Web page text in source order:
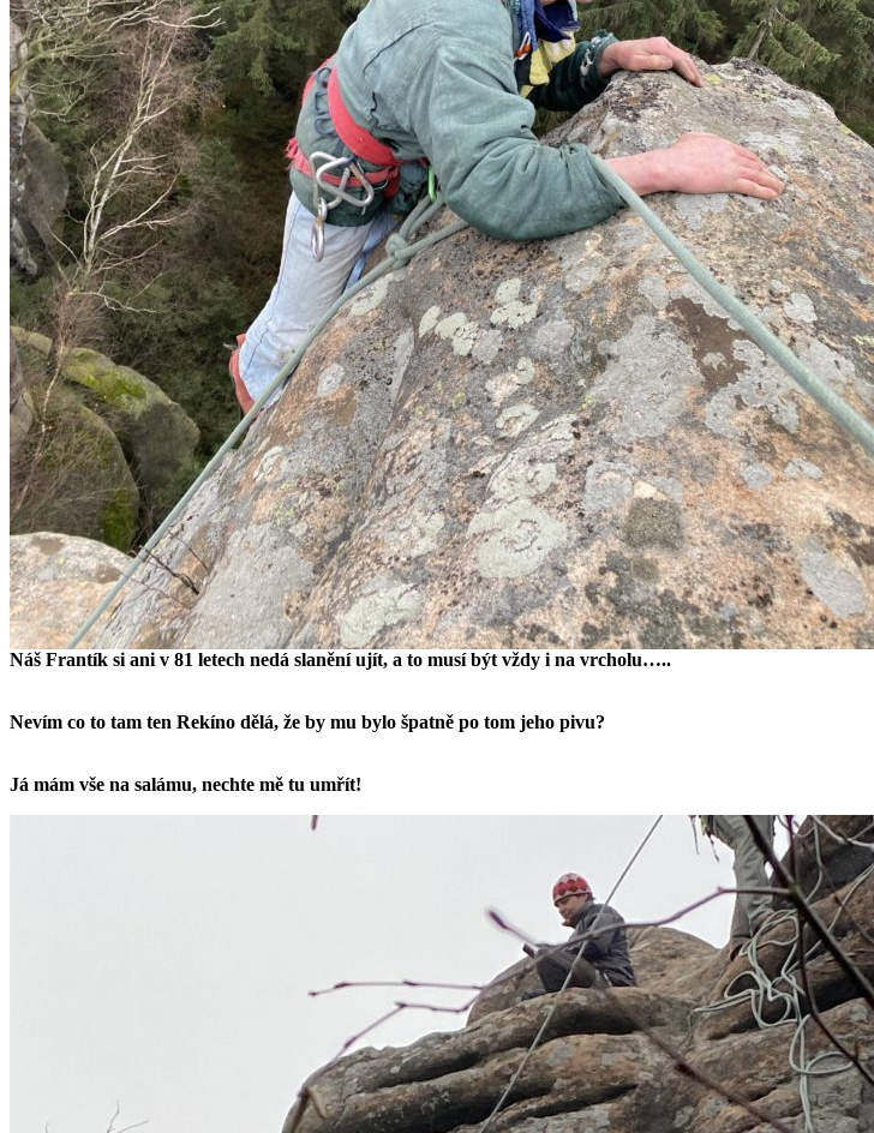
Náš Frantík si ani v 81 letech nedá slanění ujít, a to musí být vždy i na vrcholu…..
Nevím co to tam ten Rekíno dělá, že by mu bylo špatně po tom jeho pivu?
Já mám vše na salámu, nechte mě tu umřít!